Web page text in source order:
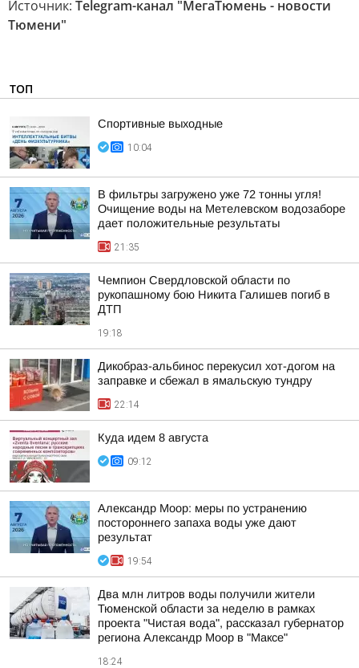
Источник: Telegram-канал "МегаТюмень - новости
Тюмени"
ТОП
Спортивные выходные
10:04
В фильтры загружено уже 72 тонны угля!
Очищение воды на Метелевском водозаборе
дает положительные результаты
21:35
Чемпион Свердловской области по
рукопашному бою Никита Галишев погиб в
ДТП
19:18
Дикобраз-альбинос перекусил хот-догом на
заправке и сбежал в ямальскую тундру
22:14
Куда идем 8 августа
09:12
Александр Моор: меры по устранению
постороннего запаха воды уже дают
результат
19:54
Два млн литров воды получили жители
Тюменской области за неделю в рамках
проекта "Чистая вода", рассказал губернатор
региона Александр Моор в "Максе"
18:24